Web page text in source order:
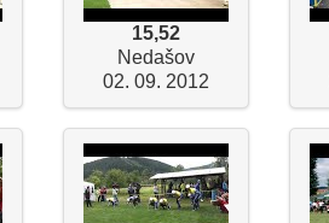
15,52
Nedašov
02. 09. 2012